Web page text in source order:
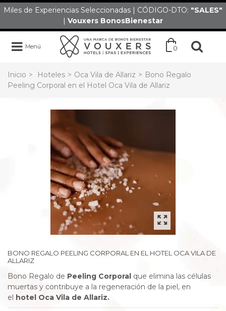
Miles de Experiencias Seleccionadas | CÓDIGO-DTO: "SALES"
| Vouxers BonosBienestar
Menú 0
Inicio > Hoteles > Oca Vila de Allariz > Bono Regalo
Peeling Corporal en el Hotel Oca Vila de Allariz
BONO REGALO PEELING CORPORAL EN EL HOTEL OCA VILA DE
ALLARIZ
Bono Regalo de Peeling Corporal que elimina las células
muertas y contribuye a la regeneración de la piel, en
el hotel Oca Vila de Allariz.